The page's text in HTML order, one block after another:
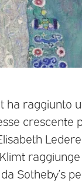
ha raggiunto
crescente
Sotheby’s